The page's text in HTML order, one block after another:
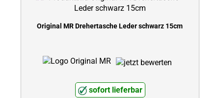
Original MR Drehertasche Leder schwarz 15cm
sofort lieferbar